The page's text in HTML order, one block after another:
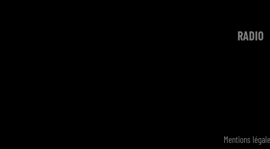
RADIO
Mentions